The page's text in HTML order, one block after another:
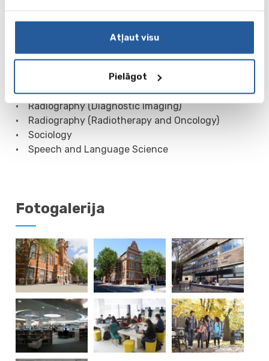
Atļaut visu
Pielāgot
• Music
• Music, Sound and Technology
• Optometry
• Psychology
• Radiography (Diagnostic Imaging)
• Radiography (Radiotherapy and Oncology)
• Sociology
• Speech and Language Science
Fotogalerija